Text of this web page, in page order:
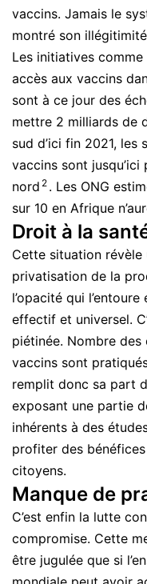
vaccins. Jamais le
montré son
Les initiatives comme
accès aux vaccins
sont à ce jour des
mettre 2 milliards de
sud d’ici fin 2021, les
vaccins sont
nord 2 . Les ONG
sur 10 en Afrique
Droit à la
Cette situation
privatisation de la
l’opacité qui
effectif et universel.
piétinée. Nombre des
vaccins sont
remplit donc sa part
exposant une partie
inhérents à des
profiter des bénéfices
citoyens.
Manque de
C’est enfin la lutte
compromise. Cette
être jugulée que si